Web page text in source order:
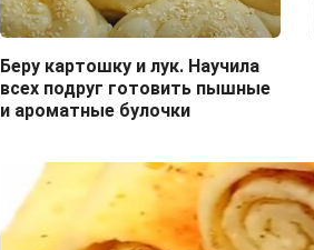
Беру картошку и лук. Научила
всех подруг готовить пышные
и ароматные булочки